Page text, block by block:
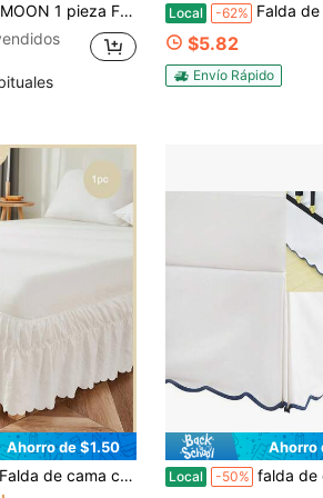
moda, material 100% microfibra, caída de 16 pulgadas, adecuada para ropa de cama del hogar, dormitorio escolar, esencial para volver a la escuela, certificada Oeko-Tex, rosa claro Local -62% Falda de cama Queen Size con estampado de hojas y ribete de volantes - Banda elástica ajustable de encaje, ropa de cama para camas
$5.82
Envío Rápido
Ahorro de $1.50
falda de cama de microfibra suave y delgada, unisex, 1 pieza de falda de cama solamente (sin edredón), ligera para dormitorio de primavera/verano
en Diariamente Faldas de cama
Ahorro
Local -50% falda de cama king hig off white chic falda de cama plisada con borde festoneado de f cil